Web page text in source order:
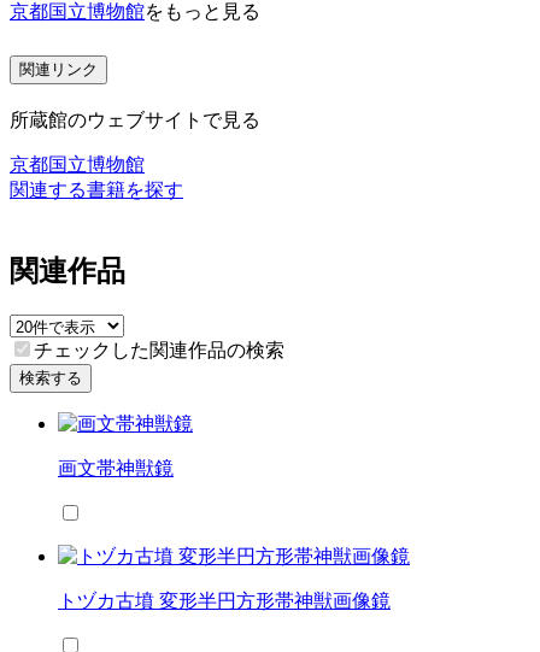
京都国立博物館をもっと見る
関連リンク
所蔵館のウェブサイトで見る
京都国立博物館
関連する書籍を探す
関連作品
チェックした関連作品の検索
検索する
画文帯神獣鏡
トヅカ古墳 変形半円方形帯神獣画像鏡